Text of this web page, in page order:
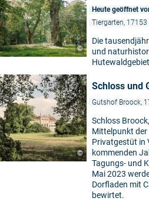
©
Heute geöffnet
Tiergarten, 17153
Die
und
©
Schloss und
Gutshof Broock,
Schloss
Mittelpunkt der
Privatgestüt in
kommenden
Tagungs- und
Mai 2023
Dorfladen mit
bewirtet.